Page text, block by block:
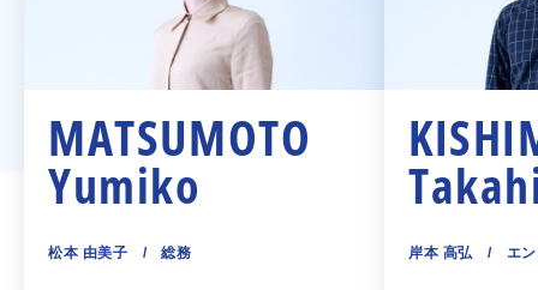
MATSUMOTO
Yumiko
松本 由美子 / 総務 岸本 高弘 / エ